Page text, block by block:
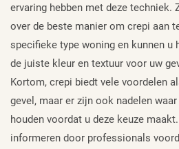
ervaring hebben met deze techniek.
over de beste manier om crepi aan
specifieke type woning en kunnen u
de juiste kleur en textuur voor uw
Kortom, crepi biedt vele voordelen
gevel, maar er zijn ook nadelen
houden voordat u deze keuze
informeren door professionals